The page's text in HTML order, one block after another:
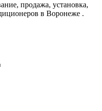
продажа, установка,
в Воронеже .